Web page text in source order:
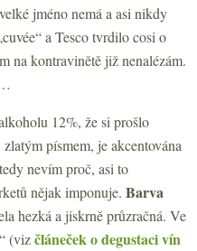
jméno nemá a asi nikdy
a Tesco tvrdilo cosi o
na kontravinětě již nenalézám.
12%, že si prošlo
písmem, je akcentována
nevím proč, asi to
nějak imponuje. Barva
hezká a jiskrně průzračná. Ve
(vizčláneček o degustaci vín